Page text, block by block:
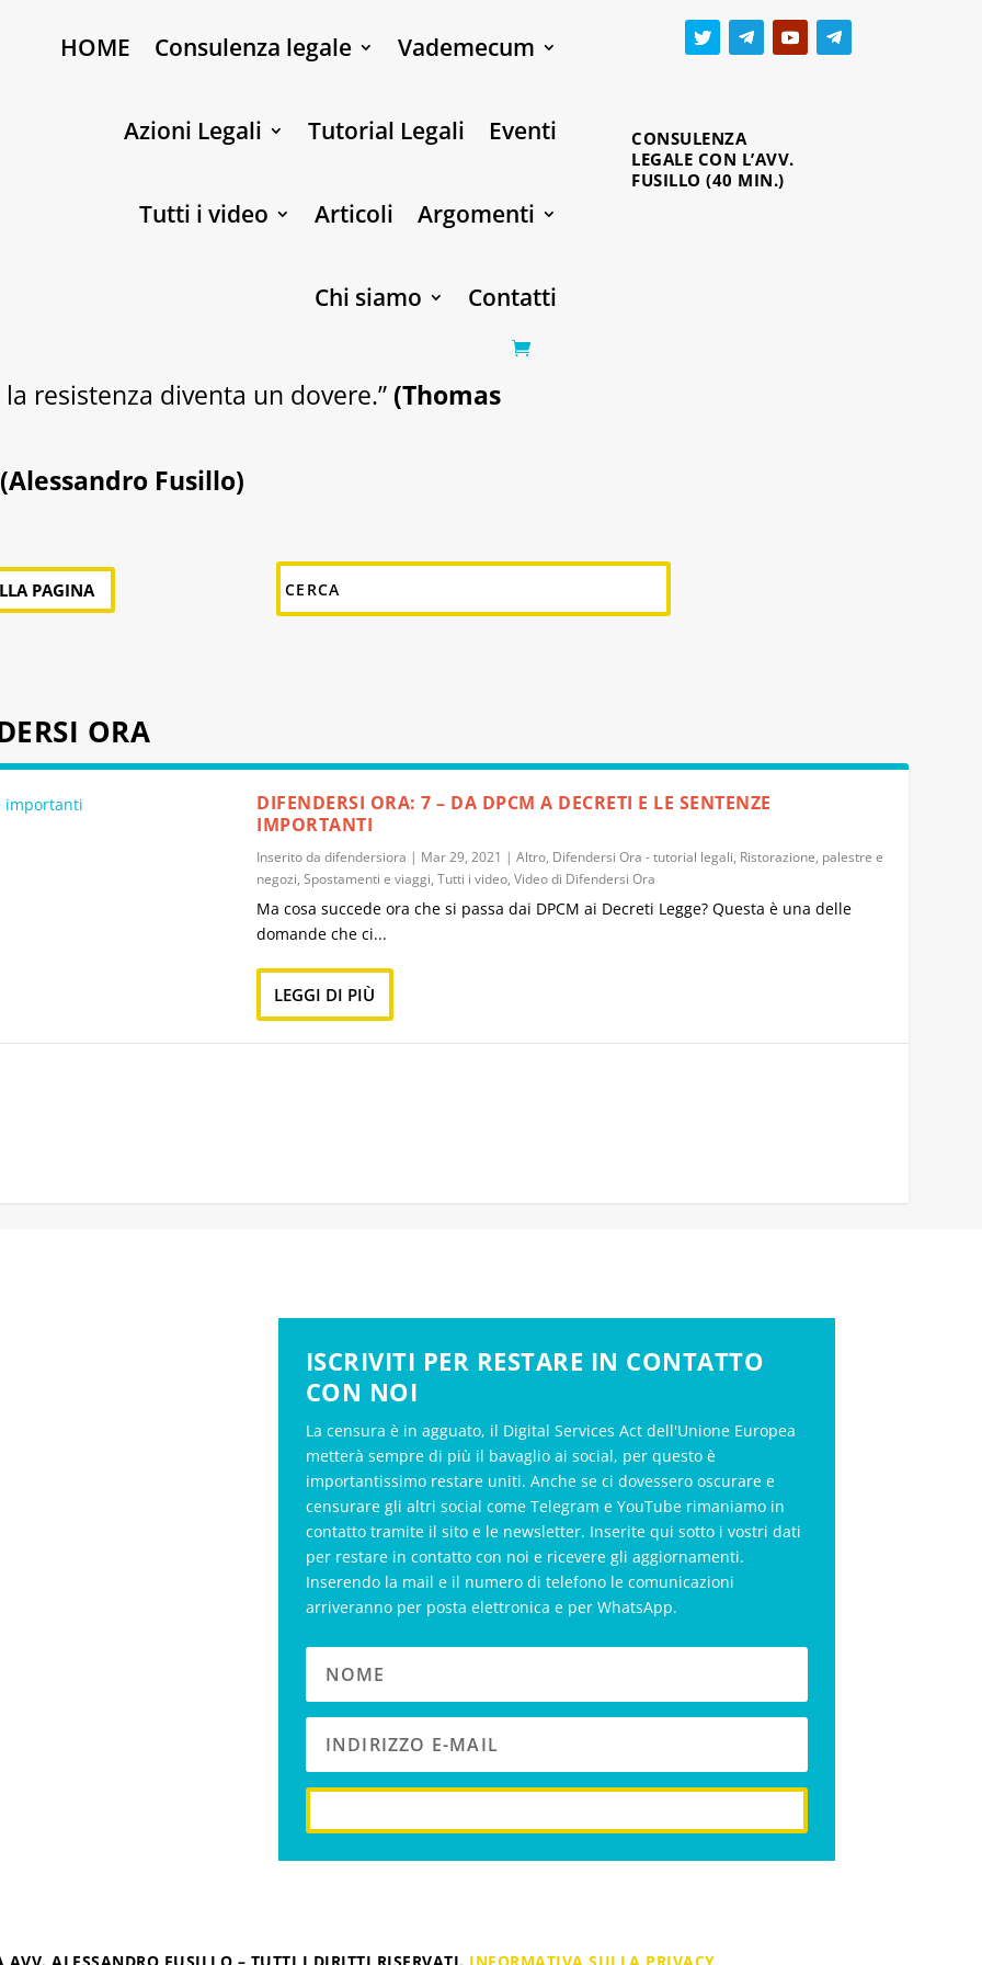
HOME Consulenza legale Vademecum
Azioni Legali Tutorial Legali Eventi
Tutti i video Articoli Argomenti
Chi siamo Contatti
resistenza diventa un dovere.” (Thomas
(Alessandro Fusillo)
CONSULENZA
LEGALE CON L’AVV.
FUSILLO (40 MIN.)
PAGINA
ORA
DIFENDERSI ORA: 7 – DA DPCM A DECRETI E LE SENTENZE
IMPORTANTI
Inserito da difendersiora | Mar 29, 2021 | Altro, Difendersi Ora - tutorial legali, Ristorazione, palestre e
negozi, Spostamenti e viaggi, Tutti i video, Video di Difendersi Ora
Ma cosa succede ora che si passa dai DPCM ai Decreti Legge? Questa è una delle
domande che ci...
LEGGI DI PIÙ
ISCRIVITI PER RESTARE IN CONTATTO
CON NOI
La censura è in agguato, il Digital Services Act dell'Unione Europea
metterà sempre di più il bavaglio ai social, per questo è
importantissimo restare uniti. Anche se ci dovessero oscurare e
censurare gli altri social come Telegram e YouTube rimaniamo in
contatto tramite il sito e le newsletter. Inserite qui sotto i vostri dati
per restare in contatto con noi e ricevere gli aggiornamenti.
Inserendo la mail e il numero di telefono le comunicazioni
arriveranno per posta elettronica e per WhatsApp.